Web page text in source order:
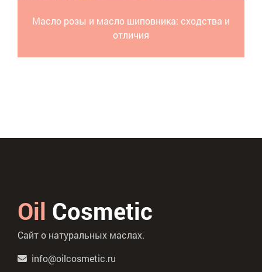
Масло розы и масло шиповника: сходства и
отличия
Oil Cosmetic
Сайт о натуральных маслах.
info@oilcosmetic.ru